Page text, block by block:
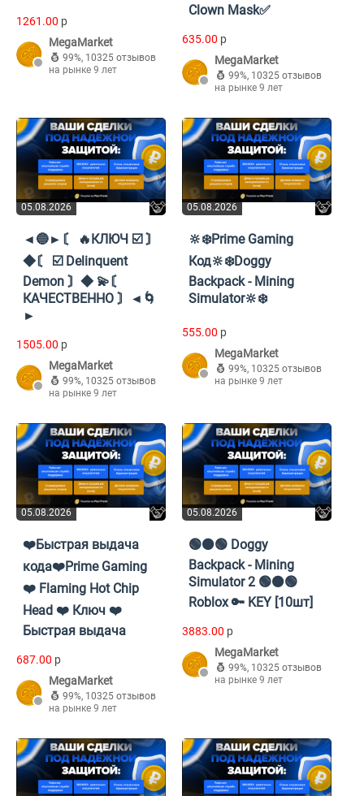
1261.00 p
MegaMarket
99%, 10325 отзывов
на рынке 9 лет
Clown Mask✅
635.00 p
MegaMarket
99%, 10325 отзывов
на рынке 9 лет
05.08.2026
◄🔵►〘 🔥КЛЮЧ ☑️ 〙
◆〘 ☑️ Delinquent
Demon 〙◆ 💫〘
КАЧЕСТВЕННО 〙◄🌀
►
1505.00 p
MegaMarket
99%, 10325 отзывов
на рынке 9 лет
05.08.2026
🔆❄️Prime Gaming
Код🔆❄️Doggy
Backpack - Mining
Simulator🔆❄️
555.00 p
MegaMarket
99%, 10325 отзывов
на рынке 9 лет
05.08.2026
❤️Быстрая выдача
кода❤️Prime Gaming
❤️ Flaming Hot Chip
Head ❤️ Ключ ❤️
Быстрая выдача
687.00 p
MegaMarket
99%, 10325 отзывов
на рынке 9 лет
05.08.2026
🟢⚫🟢 Doggy
Backpack - Mining
Simulator 2 🟢⚫🟢
Roblox 🔑 KEY [10шт]
3883.00 p
MegaMarket
99%, 10325 отзывов
на рынке 9 лет